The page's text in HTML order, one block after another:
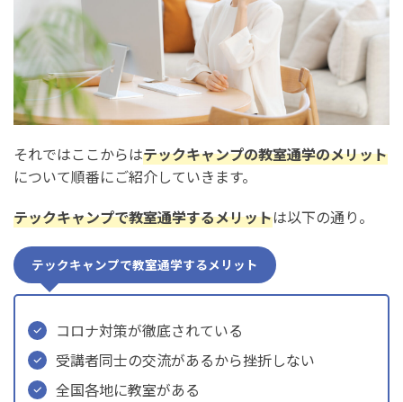
それではここからはテックキャンプの教室通学のメリット
について順番にご紹介していきます。
テックキャンプで教室通学するメリットは以下の通り。
テックキャンプで教室通学するメリット
コロナ対策が徹底されている
受講者同士の交流があるから挫折しない
全国各地に教室がある